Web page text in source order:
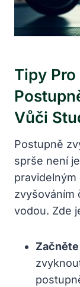
Tipy
Vůči
Postupně
sprše není
zvyšováním
vodou. Zde